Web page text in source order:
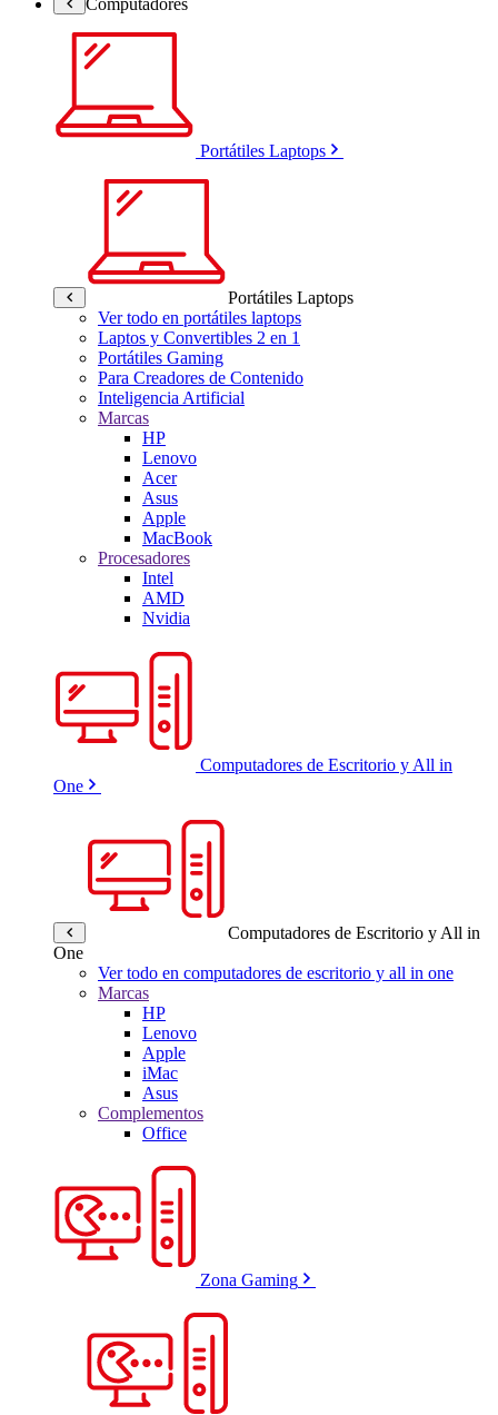
Portátiles Laptops
Portátiles Laptops
Ver todo en portátiles laptops
Laptos y Convertibles 2 en 1
Portátiles Gaming
Para Creadores de Contenido
Inteligencia Artificial
Marcas
HP
Lenovo
Acer
Asus
Apple
MacBook
Procesadores
Intel
AMD
Nvidia
Computadores de Escritorio y All in
One
Computadores de Escritorio y All in
One
Ver todo en computadores de escritorio y all in one
Marcas
HP
Lenovo
Apple
iMac
Asus
Complementos
Office
Zona Gaming